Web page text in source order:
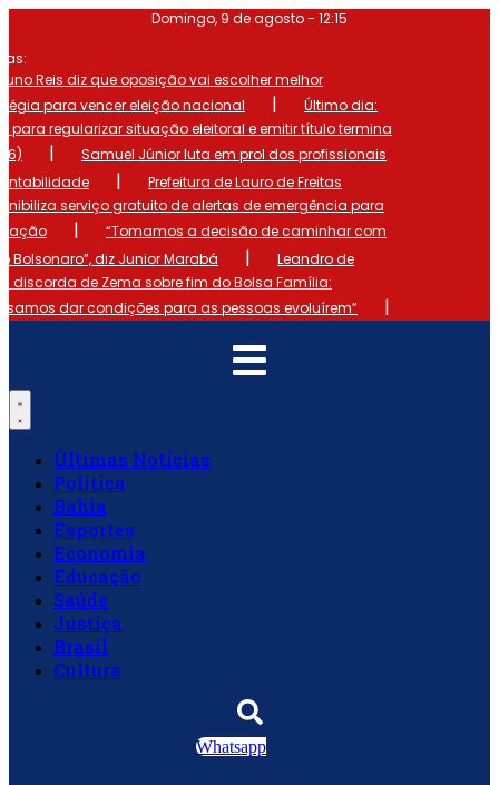
o
conteúdo
Domingo, 9 de agosto - 12:15
Reis diz que oposição vai escolher melhor
para vencer eleição nacional
|
Último dia:
para regularizar situação eleitoral e emitir título termina
|
Samuel Júnior luta em prol dos profissionais
|
Prefeitura de Lauro de Freitas
serviço gratuito de alertas de emergência para
|
“Tomamos a decisão de caminhar com
Bolsonaro”, diz Junior Marabá
|
Leandro de
discorda de Zema sobre fim do Bolsa Família:
dar condições para as pessoas evoluírem”
|
Últimas Notícias
Política
Bahia
Esportes
Economia
Educação
Saúde
Justiça
Brasil
Cultura
Whatsapp